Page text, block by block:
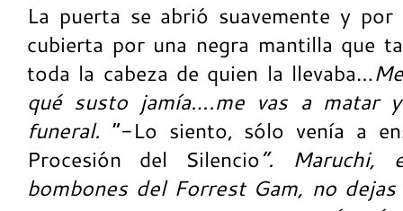
La puerta se abrió suavemente y
cubierta por una negra mantilla que
toda la cabeza de quien la llevaba…
qué susto jamía….me vas a matar
funeral. “-Lo siento, sólo venía a
Procesión del Silencio”. Maruchi,
bombones del Forrest Gam, no